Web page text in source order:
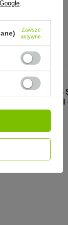
DR.BACTY
Dr.Bacty Eos
wodę - 650
Zawsze
aktywne